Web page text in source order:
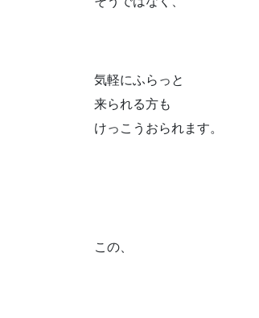
気軽にふらっと
来られる方も
けっこうおられます。
この、